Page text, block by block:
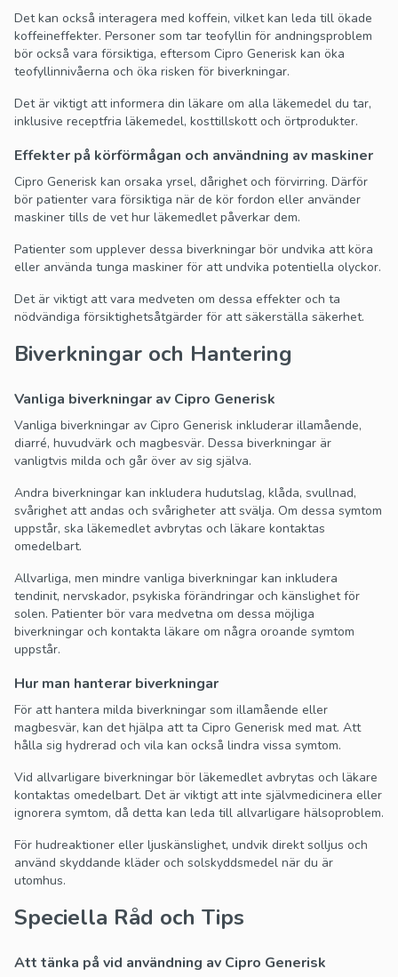
Det kan också interagera med koffein, vilket kan leda till ökade
koffeineffekter. Personer som tar teofyllin för andningsproblem
bör också vara försiktiga, eftersom Cipro Generisk kan öka
teofyllinnivåerna och öka risken för biverkningar.
Det är viktigt att informera din läkare om alla läkemedel du tar,
inklusive receptfria läkemedel, kosttillskott och örtprodukter.
Effekter på körförmågan och användning av maskiner
Cipro Generisk kan orsaka yrsel, dårighet och förvirring. Därför
bör patienter vara försiktiga när de kör fordon eller använder
maskiner tills de vet hur läkemedlet påverkar dem.
Patienter som upplever dessa biverkningar bör undvika att köra
eller använda tunga maskiner för att undvika potentiella olyckor.
Det är viktigt att vara medveten om dessa effekter och ta
nödvändiga försiktighetsåtgärder för att säkerställa säkerhet.
Biverkningar och Hantering
Vanliga biverkningar av Cipro Generisk
Vanliga biverkningar av Cipro Generisk inkluderar illamående,
diarré, huvudvärk och magbesvär. Dessa biverkningar är
vanligtvis milda och går över av sig själva.
Andra biverkningar kan inkludera hudutslag, klåda, svullnad,
svårighet att andas och svårigheter att svälja. Om dessa symtom
uppstår, ska läkemedlet avbrytas och läkare kontaktas
omedelbart.
Allvarliga, men mindre vanliga biverkningar kan inkludera
tendinit, nervskador, psykiska förändringar och känslighet för
solen. Patienter bör vara medvetna om dessa möjliga
biverkningar och kontakta läkare om några oroande symtom
uppstår.
Hur man hanterar biverkningar
För att hantera milda biverkningar som illamående eller
magbesvär, kan det hjälpa att ta Cipro Generisk med mat. Att
hålla sig hydrerad och vila kan också lindra vissa symtom.
Vid allvarligare biverkningar bör läkemedlet avbrytas och läkare
kontaktas omedelbart. Det är viktigt att inte självmedicinera eller
ignorera symtom, då detta kan leda till allvarligare hälsoproblem.
För hudreaktioner eller ljuskänslighet, undvik direkt solljus och
använd skyddande kläder och solskyddsmedel när du är
utomhus.
Speciella Råd och Tips
Att tänka på vid användning av Cipro Generisk